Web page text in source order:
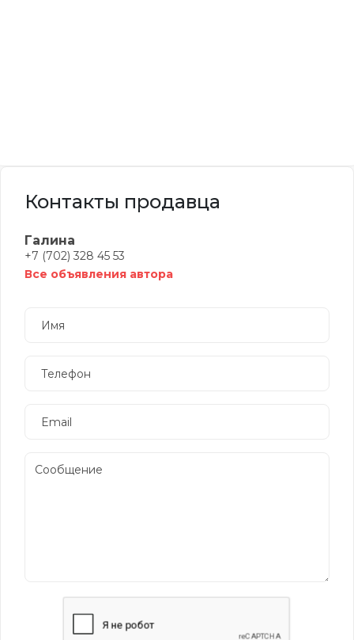
Контакты продавца
Галина
+7 (702) 328 45 53
Все объявления автора